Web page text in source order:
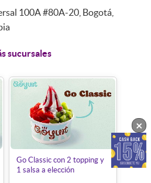
100A #80A-20, Bogotá,
sucursales
Go Classic con 2 topping y
1 salsa a elección
×